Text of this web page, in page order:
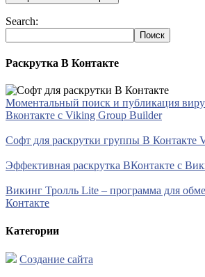
Search:
Раскрутка В Контакте
Моментальный поиск и публикация
Вконтакте с Viking Group Builder
Софт для раскрутки группы В Контакте
Эффективная раскрутка ВКонтакте с
Викинг Тролль Lite – программа для
Контакте
Категории
Создание сайта